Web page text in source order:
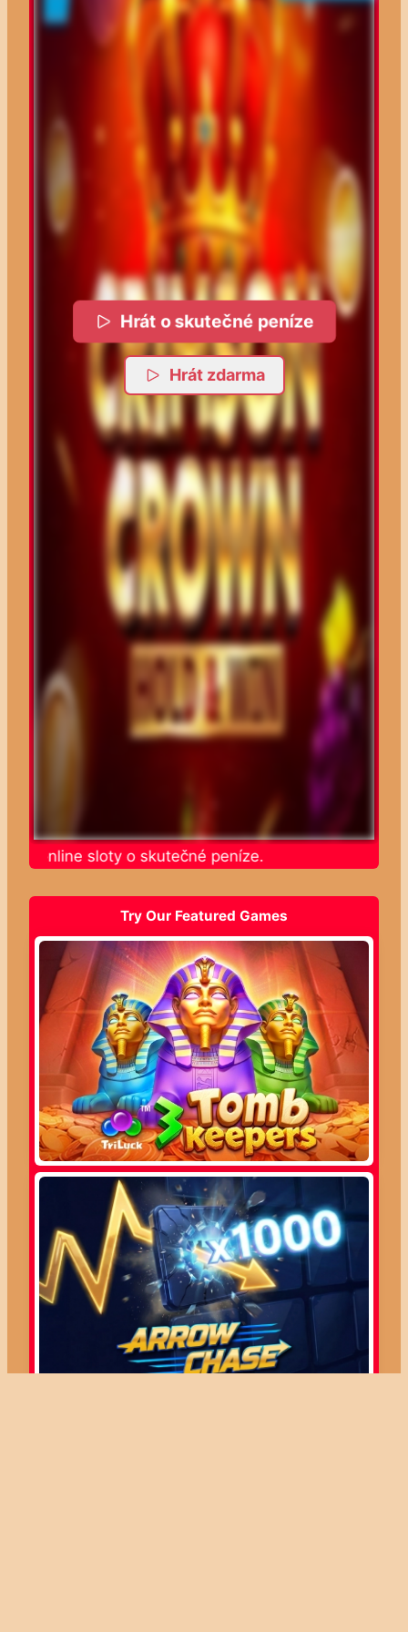
Hrát o skutečné peníze
Hrát zdarma
online sloty o skutečné peníze.
Try Our Featured Games